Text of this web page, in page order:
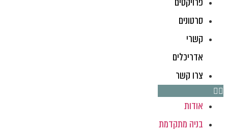
סרטונים
קשרי
אדריכלים
צרו קשר
אודות
בניה מתקדמת